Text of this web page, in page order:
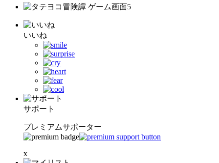
いいね
サポート
プレミアムサポーター
x